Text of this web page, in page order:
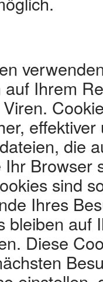
Ihrem
die
Browser
sind
Ihres
bleiben auf
Diese